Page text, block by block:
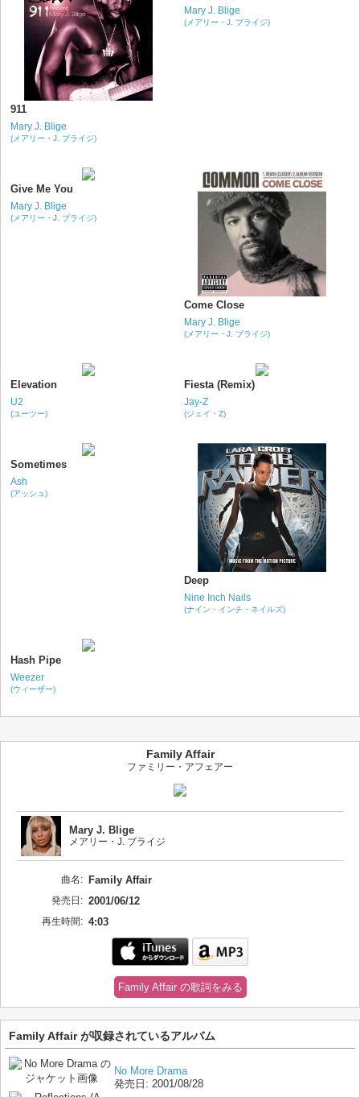
911
Mary J. Blige
(メアリー・J. ブライジ)
Mary J. Blige
(メアリー・J. ブライジ)
Give Me You
Mary J. Blige
(メアリー・J. ブライジ)
Come Close
Mary J. Blige
(メアリー・J. ブライジ)
Elevation
U2
(ユーツー)
Fiesta (Remix)
Jay-Z
(ジェイ・Z)
Sometimes
Ash
(アッシュ)
Deep
Nine Inch Nails
(ナイン・インチ・ネイルズ)
Hash Pipe
Weezer
(ウィーザー)
Family Affair
ファミリー・アフェアー
Mary J. Blige
メアリー・J. ブライジ
曲名: Family Affair
発売日: 2001/06/12
再生時間: 4:03
Family Affair の歌詞をみる
Family Affair が収録されているアルバム
No More Drama
発売日: 2001/08/28